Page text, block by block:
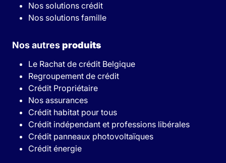
Nos solutions crédit
Nos solutions famille
Nos autresproduits
Le Rachat de crédit Belgique
Regroupement de crédit
Crédit Propriétaire
Nos assurances
Crédit habitat pour tous
Crédit indépendant et professions libérales
Crédit panneaux photovoltaïques
Crédit énergie